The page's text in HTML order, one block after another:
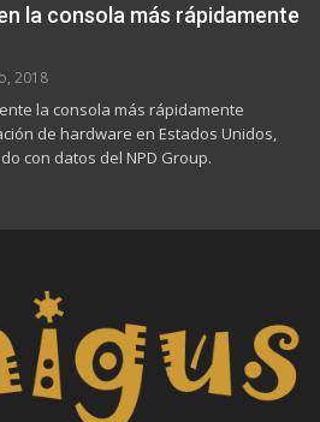
la consola más rápidamente
2018
la consola más rápidamente
de hardware en Estados Unidos,
con datos del NPD Group.